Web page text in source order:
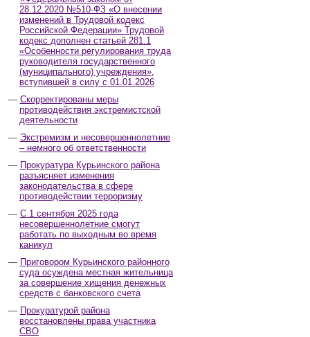
28.12.2020 №510-ФЗ «О внесении
изменений в Трудовой кодекс
Российской Федерации» Трудовой
кодекс дополнен статьей 281.1
«Особенности регулирования труда
руководителя государственного
(муниципального) учреждения»,
вступившей в силу с 01.01.2026
Скорректированы меры
противодействия экстремистской
деятельности
Экстремизм и несовершеннолетние
– немного об ответственности
Прокуратура Курьинского района
разъясняет изменения
законодательства в сфере
противодействии терроризму
С 1 сентября 2025 года
несовершеннолетние смогут
работать по выходным во время
каникул
Приговором Курьинского районного
суда осуждена местная жительница
за совершение хищения денежных
средств с банковского счета
Прокуратурой района
восстановлены права участника
СВО